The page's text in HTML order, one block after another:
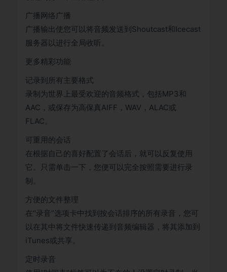
广播网络广播
广播输出使您可以将音频发送到Shoutcast和Icecast
服务器以进行全局收听。
更多精彩功能
记录到所有主要格式
录制为世界上最受欢迎的音频格式，包括MP3和
AAC，或保存为高保真AIFF，WAV，ALAC或
FLAC。
可重用的会话
在根据自己的喜好配置了会话后，就可以反复使用
它。只需单击一下，您便可以完全按照需要进行录
制。
方便的文件整理
在“录音”选项卡中找到按会话排序的所有录音，您可
以在其中将文件快速传递到音频编辑器，将其添加到
iTunes或共享。
定时录音